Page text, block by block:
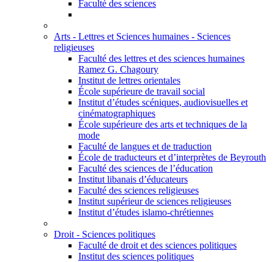
Faculté des sciences
Arts - Lettres et Sciences humaines - Sciences
religieuses
Faculté des lettres et des sciences humaines
Ramez G. Chagoury
Institut de lettres orientales
École supérieure de travail social
Institut d’études scéniques, audiovisuelles et
cinématographiques
École supérieure des arts et techniques de la
mode
Faculté de langues et de traduction
École de traducteurs et d’interprètes de Beyrouth
Faculté des sciences de l’éducation
Institut libanais d’éducateurs
Faculté des sciences religieuses
Institut supérieur de sciences religieuses
Institut d’études islamo-chrétiennes
Droit - Sciences politiques
Faculté de droit et des sciences politiques
Institut des sciences politiques